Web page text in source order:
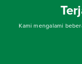
Kami mengalami